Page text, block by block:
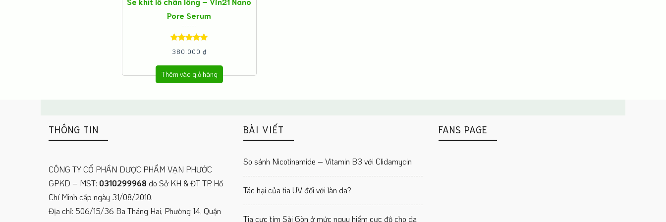
Pore Serum
Được xếp
hạng5.005
sao
380.000 ₫
Thêm vào giỏ hàng
THÔNG TIN
CÔNG TY CỔ PHẦN DƯỢC PHẨM VẠN PHƯỚC
GPKD – MST: 0310299968 do Sở KH & ĐT TP. Hồ
Chí Minh cấp ngày 31/08/2010.
Địa chỉ: 506/15/36 Ba Tháng Hai, Phường 14, Quận
BÀI VIẾT
So sánh Nicotinamide – Vitamin B3 với Clidamycin
Tác hại của tia UV đối với làn da?
Tia cực tím Sài Gòn ở mức nguy hiểm cực độ cho da
FANS PAGE